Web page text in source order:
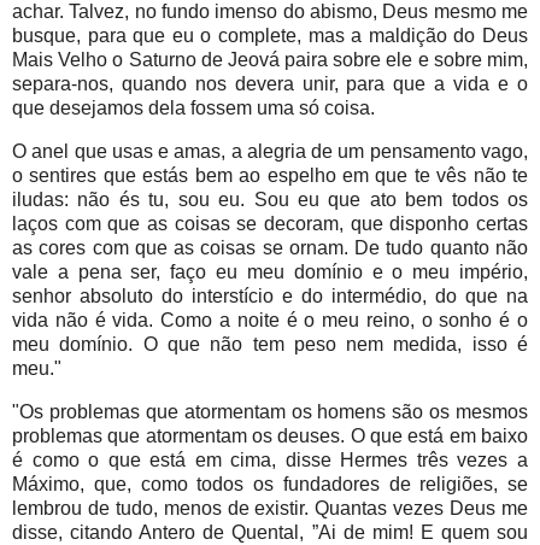
achar. Talvez, no fundo imenso do abismo, Deus mesmo me
busque, para que eu o complete, mas a maldição do Deus
Mais Velho o Saturno de Jeová paira sobre ele e sobre mim,
separa-nos, quando nos devera unir, para que a vida e o
que desejamos dela fossem uma só coisa.
O anel que usas e amas, a alegria de um pensamento vago,
o sentires que estás bem ao espelho em que te vês não te
iludas: não és tu, sou eu. Sou eu que ato bem todos os
laços com que as coisas se decoram, que disponho certas
as cores com que as coisas se ornam. De tudo quanto não
vale a pena ser, faço eu meu domínio e o meu império,
senhor absoluto do interstício e do intermédio, do que na
vida não é vida. Como a noite é o meu reino, o sonho é o
meu domínio. O que não tem peso nem medida, isso é
meu."
"Os problemas que atormentam os homens são os mesmos
problemas que atormentam os deuses. O que está em baixo
é como o que está em cima, disse Hermes três vezes a
Máximo, que, como todos os fundadores de religiões, se
lembrou de tudo, menos de existir. Quantas vezes Deus me
disse, citando Antero de Quental, ”Ai de mim! E quem sou